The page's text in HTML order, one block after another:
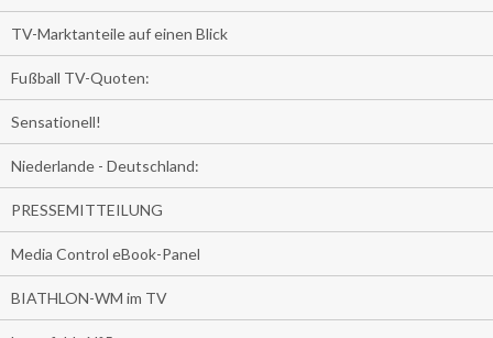
TV-Marktanteile auf einen Blick
Fußball TV-Quoten:
Sensationell!
Niederlande - Deutschland:
PRESSEMITTEILUNG
Media Control eBook-Panel
BIATHLON-WM im TV